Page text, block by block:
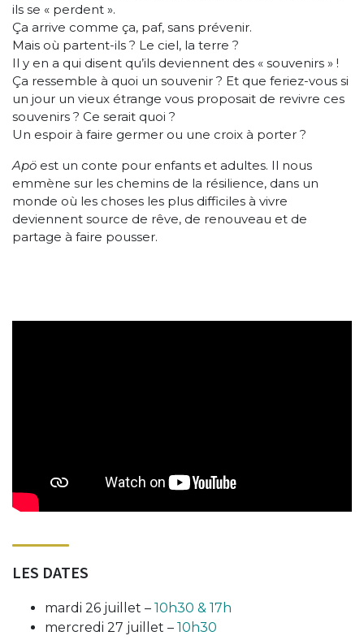
ils se « perdent ».
Ça arrive comme ça, paf, sans prévenir.
Mais où partent-ils ? Le ciel, la terre ?
Il y en a qui disent qu’ils deviennent des « souvenirs » !
Ça ressemble à quoi un souvenir ? Et que feriez-vous si
un jour un vieux étrange vous proposait de revivre ces
souvenirs ? Ce serait quoi ?
Un espoir à faire germer ou une croix à porter ?
Apö est un conte pour enfants et adultes. Il nous
emmène sur les chemins de la résilience, dans un
monde où les choses les plus difficiles à vivre
deviennent source de rêve, de renouveau et de
partage à faire pousser.
LES DATES
mardi 26 juillet – 10h30 & 17h
mercredi 27 juillet – 10h30